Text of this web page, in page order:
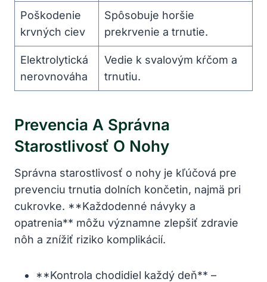
Poškodenie
krvných ciev
Spôsobuje horšie
prekrvenie a trnutie.
Elektrolytická
nerovnováha
Vedie k svalovým kŕčom a
trnutiu.
Prevencia A Správna
Starostlivosť O Nohy
Správna starostlivosť o nohy je kľúčová pre
prevenciu trnutia dolních končetin, najmä pri
cukrovke. **Každodenné návyky a
opatrenia** môžu významne zlepšiť zdravie
nôh a znížiť riziko komplikácií.
**Kontrola chodidiel každý deň** –